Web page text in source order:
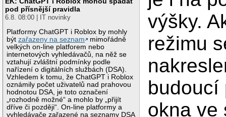
pod přísnější pravidla
6.8. 08:00 | IT novinky
Platformy ChatGPT i Roblox by mohly
býtzařazeny na seznam
mimořádně
velkých on-line platforem nebo
internetových vyhledávačů, na něž se
vztahují zvláštní podmínky podle
nařízení o digitálních službách (DSA).
Vzhledem k tomu, že ChatGPT i Roblox
oznámily počet uživatelů nad prahovou
hodnotou DSA, je toto označení
„rozhodně možné“ a mohlo by „přijít
dříve či později“. On-line platformy a
vyhledávače zařazené na seznamy DSA
výšky.
režimu
budoucí
okna ve